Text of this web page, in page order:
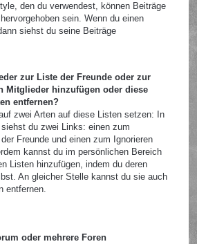
den du verwendest, können Beiträge
sein. Wenn du einen
siehst du seine Beiträge
zur Liste der Freunde oder zur
Mitglieder hinzufügen oder diese
entfernen?
zwei Arten auf diese Listen setzen: In
du zwei Links: einen zum
Freunde und einen zum Ignorieren
kannst du im persönlichen Bereich
Listen hinzufügen, indem du deren
An gleicher Stelle kannst du sie auch
entfernen.
oder mehrere Foren